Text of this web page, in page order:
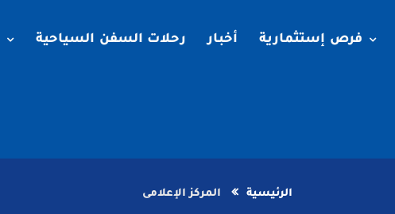
فرص إستثمارية أخبار رحلات السفن السياحية
الرئيسية المركز الإعلامى